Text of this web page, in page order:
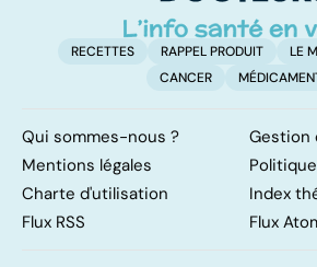
RECETTES RAPPEL PRODUIT
LE
CANCER
Qui sommes-nous ?
Gestion
Mentions légales
Charte d'utilisation
Index
Flux RSS
Flux